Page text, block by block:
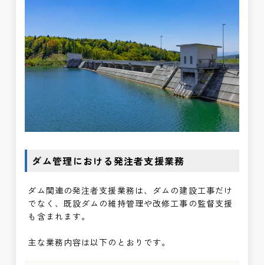
ダム管理における発注者支援業務
ダム関連の発注者支援業務は、ダムの建設工事だけ
でなく、既設ダムの維持管理や改修工事の監督支援
も含まれます。
主な業務内容は以下のとおりです。